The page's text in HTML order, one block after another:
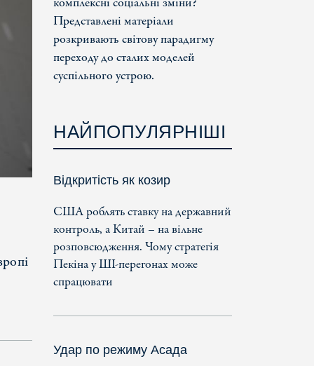
Представлені матеріали
розкривають світову парадигму
переходу до сталих моделей
суспільного устрою.
НАЙПОПУЛЯРНІШІ
Відкритість як козир
США роблять ставку на державний
контроль, а Китай – на вільне
розповсюдження. Чому стратегія
Пекіна у ШІ-перегонах може
спрацювати
Удар по режиму Асада